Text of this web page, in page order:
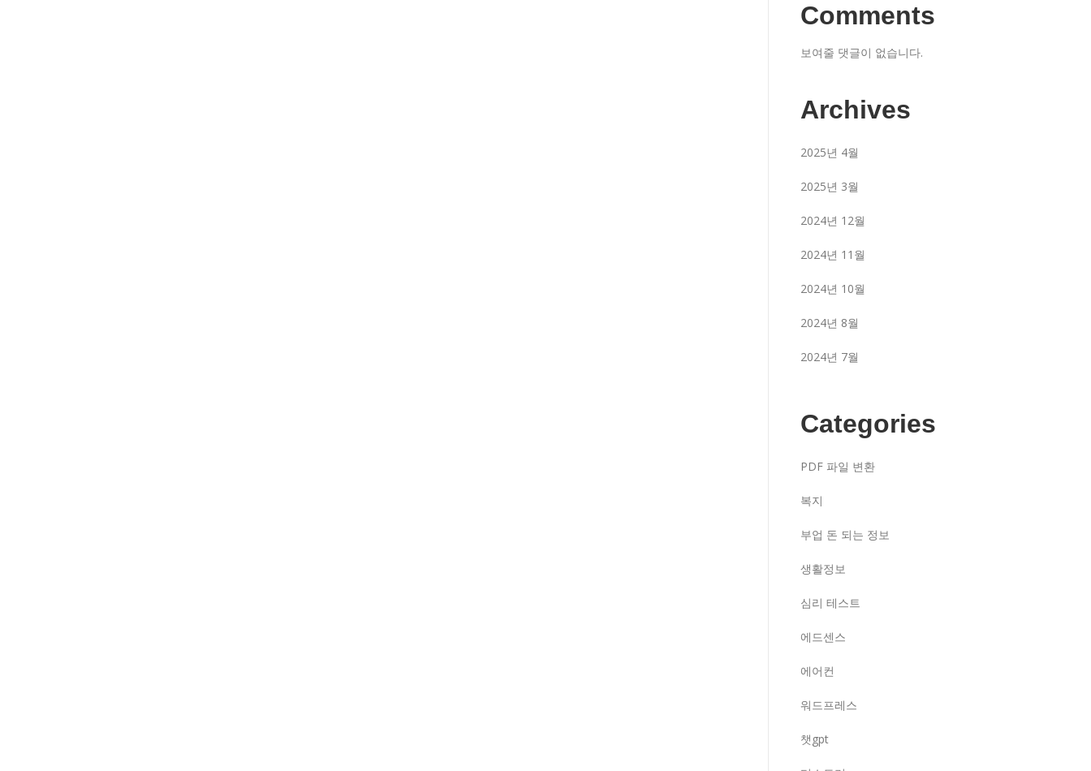
Comments
보여줄 댓글이 없습니다.
Archives
2025년 4월
2025년 3월
2024년 12월
2024년 11월
2024년 10월
2024년 8월
2024년 7월
Categories
PDF 파일 변환
복지
부업 돈 되는 정보
생활정보
심리 테스트
에드센스
에어컨
워드프레스
챗gpt